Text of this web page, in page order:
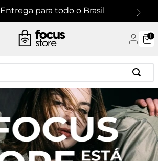
Entrega para todo o Brasil